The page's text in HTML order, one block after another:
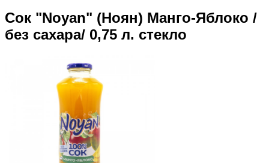
Сок "Noyan" (Ноян) Манго-Яблоко /
без сахара/ 0,75 л. стекло